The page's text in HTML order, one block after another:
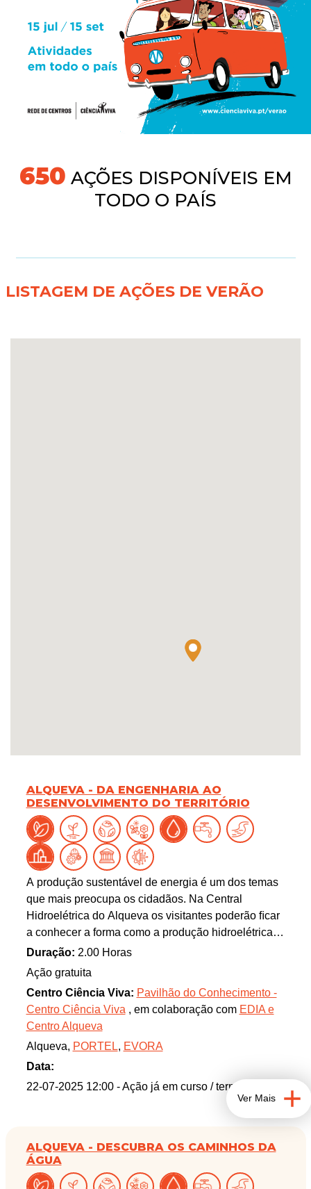
691AÇÕES DISPONÍVEIS EM
TODO O PAÍS
LISTAGEM DE AÇÕES DE VERÃO
ALQUEVA - DA ENGENHARIA AO
DESENVOLVIMENTO DO TERRITÓRIO
A produção sustentável de energia é um dos temas
que mais preocupa os cidadãos. Na Central
Hidroelétrica do Alqueva os visitantes poderão ﬁcar
a conhecer a forma como a produção hidroelétrica
se pode combinar com a geração fotovoltaica e
eólica, um exemplo de boas práticas na geração de
energia que serve também a gestão da água. Esta
central será brevemente equipada com a função de
“blackstart”, para restabelecer rapidamente o
fornecimento de energia em caso de interrupção,
como a que sofremos recentemente em abril de
2025.
Programa_
- Visita guiada ao Centro Alqueva, seguida de
energia – sistema reversível e distribuição de água –
rede secundária de rega)
- Visita às galerias da Barragem de Alqueva
Duração: 2.00 Horas
Ação gratuita
Centro Ciência Viva: Pavilhão do Conhecimento -
Centro Ciência Viva , em colaboração com EDIA e
Centro Alqueva
Alqueva, PORTEL, EVORA
Data:
22-07-2025 12:00 - Ação já em curso / terminada
Ver Mais
ALQUEVA - DESCUBRA OS CAMINHOS DA
ÁGUA